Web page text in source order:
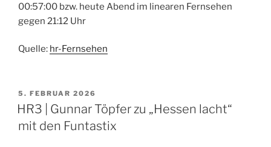
00:57:00 bzw. heute Abend im linearen Fernsehen
gegen 21:12 Uhr
Quelle: hr-Fernsehen
VERÖFFENTLICHT
AM
5. FEBRUAR 2026
HR3 | Gunnar Töpfer zu „Hessen lacht“
mit den Funtastix